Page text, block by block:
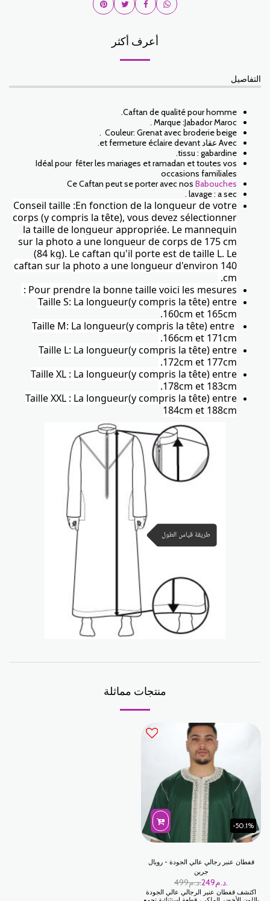
أعرف أكثر
التفاصيل
Caftan de qualité pour homme.
Marque :Jabador Maroc .
Couleur: Grenat avec broderie beige .
Avec عقاد et fermeture éclaire devant.
tissu : gabardine.
Idéal pour fêter les mariages et ramadan et toutes vos
occasions familiales
Ce Caftan peut se porter avec nos Babouches
lavage : a sec .
Conseil taille :En fonction de la longueur de votre
corps (y compris la tête), vous devez sélectionner
la taille de longueur appropriée. Le mannequin
sur la photo a une longueur de corps de 175 cm
(84 kg). Le caftan qu'il porte est de taille L. Le
caftan sur la photo a une longueur d'environ 140
cm.
Pour prendre la bonne taille voici les mesures :
Taille S: La longueur(y compris la tête) entre
160cm et 165cm.
Taille M: La longueur(y compris la tête) entre
166cm et 171cm.
Taille L: La longueur(y compris la tête) entre
172cm et 177cm.
Taille XL : La longueur(y compris la tête) entre
178cm et 183cm.
Taille XXL : La longueur(y compris la tête) entre
184cm et 188cm
منتجات مماثلة
-50.1%
قفطان عنبر رجالي عالي الجودة - رويال
جرين
499 د.م.249 د.م.
اكتشف قفطان عنبر الرجالي عالي الجودة